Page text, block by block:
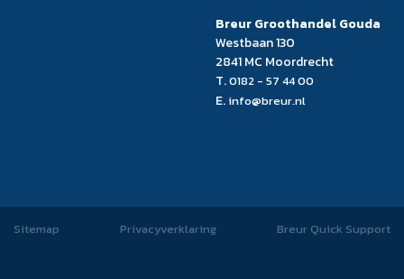
Breur Groothandel Gouda
Westbaan 130
2841 MC Moordrecht
T.0182 - 57 44 00
E. info@breur.nl
Sitemap Privacyverklaring Breur Quick Support